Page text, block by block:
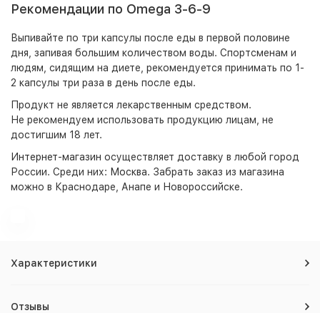
Рекомендации по Omega 3-6-9
Выпивайте по три капсулы после еды в первой половине
дня, запивая большим количеством воды. Спортсменам и
людям, сидящим на диете, рекомендуется принимать по 1-
2 капсулы три раза в день после еды.
Продукт не является лекарственным средством.
Не рекомендуем использовать продукцию лицам, не
достигшим 18 лет.
Интернет-магазин осуществляет доставку в любой город
России. Среди них: Москва. Забрать заказ из магазина
можно в Краснодаре, Анапе и Новороссийске.
Характеристики
Отзывы